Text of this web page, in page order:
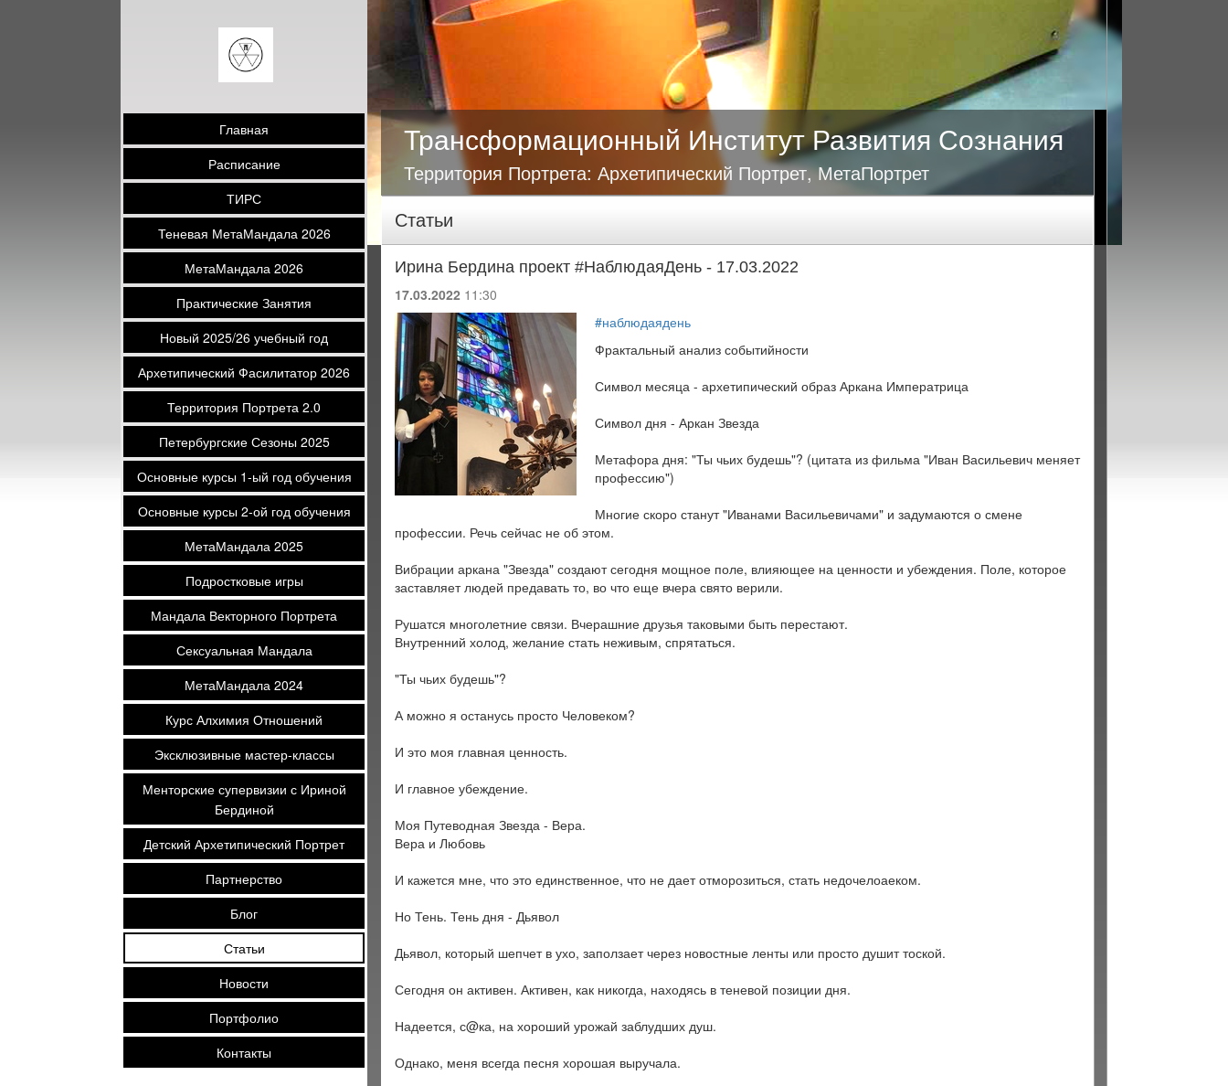
Главная
Расписание
ТИРС
Теневая МетаМандала 2026
МетаМандала 2026
Практические Занятия
Новый 2025/26 учебный год
Архетипический Фасилитатор 2026
Территория Портрета 2.0
Петербургские Сезоны 2025
Основные курсы 1-ый год обучения
Основные курсы 2-ой год обучения
МетаМандала 2025
Подростковые игры
Мандала Векторного Портрета
Сексуальная Мандала
МетаМандала 2024
Курс Алхимия Отношений
Эксклюзивные мастер-классы
Менторские супервизии с Ириной
Бердиной
Детский Архетипический Портрет
Партнерство
Блог
Статьи
Новости
Портфолио
Контакты
Трансформационный Институт Развития Сознания
Территория Портрета: Архетипический Портрет, МетаПортрет
Статьи
Ирина Бердина проект #НаблюдаяДень - 17.03.2022
17.03.2022 11:30
#наблюдаядень
Фрактальный анализ событийности
Символ месяца - архетипический образ Аркана Императрица
Символ дня - Аркан Звезда
Метафора дня: "Ты чьих будешь"? (цитата из фильма "Иван Васильевич меняет
профессию")
Многие скоро станут "Иванами Васильевичами" и задумаются о смене
профессии. Речь сейчас не об этом.
Вибрации аркана "Звезда" создают сегодня мощное поле, влияющее на ценности и убеждения. Поле, которое
заставляет людей предавать то, во что еще вчера свято верили.
Рушатся многолетние связи. Вчерашние друзья таковыми быть перестают.
Внутренний холод, желание стать неживым, спрятаться.
"Ты чьих будешь"?
А можно я останусь просто Человеком?
И это моя главная ценность.
И главное убеждение.
Моя Путеводная Звезда - Вера.
Вера и Любовь
И кажется мне, что это единственное, что не дает отморозиться, стать недочелоаеком.
Но Тень. Тень дня - Дьявол
Дьявол, который шепчет в ухо, заползает через новостные ленты или просто душит тоской.
Сегодня он активен. Активен, как никогда, находясь в теневой позиции дня.
Надеется, с@ка, на хороший урожай заблудших душ.
Однако, меня всегда песня хорошая выручала.